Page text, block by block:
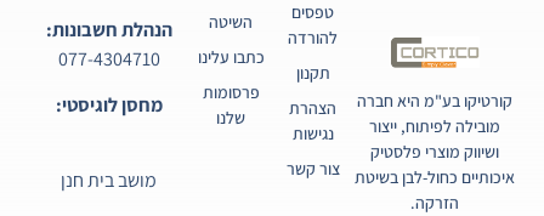
קורטיקו בע"מ היא חברה
מובילה לפיתוח, ייצור
ושיווק מוצרי פלסטיק
איכותיים כחול-לבן בשיטת
הזרקה.
השיטה
כתבו עלינו
פרסומות
שלנו
טפסים
להורדה
תקנון
הצהרת
נגישות
צור קשר
הנהלת חשבונות:
077-4304710
מחסן לוגיסטי:
מושב בית חנן